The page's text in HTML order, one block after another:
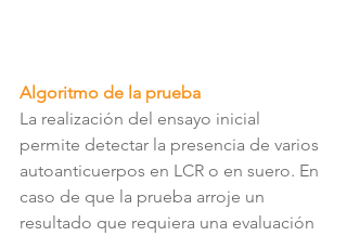
Algoritmo de la prueba
La realización del ensayo inicial
permite detectar la presencia de varios
autoanticuerpos en LCR o en suero. En
caso de que la prueba arroje un
resultado que requiera una evaluación